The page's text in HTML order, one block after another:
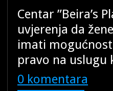
Centar ”Beira’s
uvjerenja da
imati
pravo na uslugu
0 komentara